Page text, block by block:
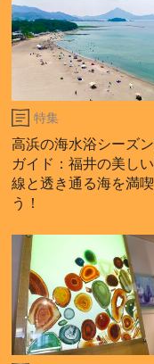
特集
高浜の海水浴シーズ
ガイド：福井の美し
線と透き通る海を満
う！